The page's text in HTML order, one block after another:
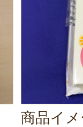
商品イ